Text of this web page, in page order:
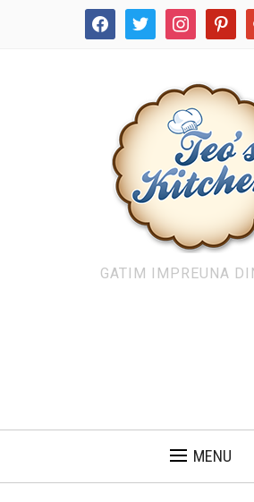
facebooktwitter instagrampinterest
GATIM IMPREUNA
MENU